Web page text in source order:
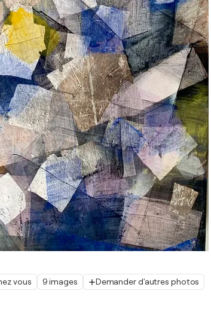
vous 9 images Demander d'autres photos